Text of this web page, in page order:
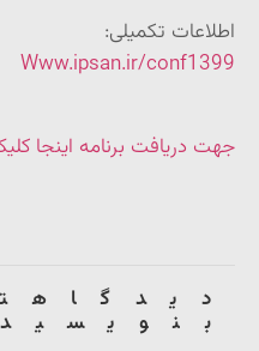
اطلاعات تکمیلی:
Www.ipsan.ir/conf1399
جهت دریافت برنامه اینجا
بنویسید